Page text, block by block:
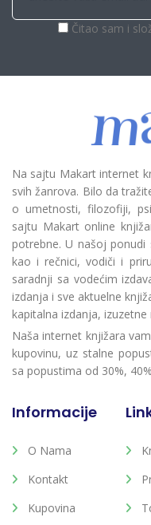
Čitao sam i
Na sajtu Makart internet
svih žanrova. Bilo da
o umetnosti, filozofiji,
sajtu Makart online
potrebne. U našoj ponudi
kao i rečnici, vodiči i
saradnji sa vodećim
izdanja i sve aktuelne
kapitalna izdanja,
Naša internet knjižara
kupovinu, uz stalne
sa popustima od 30%,
Informacije
O Nama
Kontakt
Kupovina